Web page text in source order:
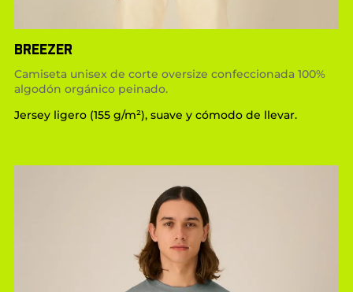
BREEZER
Camiseta unisex de corte oversize confeccionada 100%
algodón orgánico peinado.
Jersey ligero (155 g/m²), suave y cómodo de llevar.